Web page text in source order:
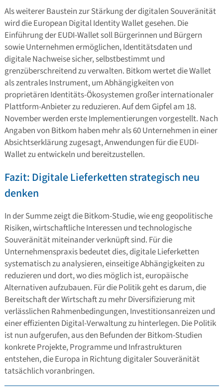
Als weiterer Baustein zur Stärkung der digitalen Souveränität
wird die European Digital Identity Wallet gesehen. Die
Einführung der EUDI-Wallet soll Bürgerinnen und Bürgern
sowie Unternehmen ermöglichen, Identitätsdaten und
digitale Nachweise sicher, selbstbestimmt und
grenzüberschreitend zu verwalten. Bitkom wertet die Wallet
als zentrales Instrument, um Abhängigkeiten von
proprietären Identitäts-Ökosystemen großer internationaler
Plattform-Anbieter zu reduzieren. Auf dem Gipfel am 18.
November werden erste Implementierungen vorgestellt. Nach
Angaben von Bitkom haben mehr als 60 Unternehmen in einer
Absichtserklärung zugesagt, Anwendungen für die EUDI-
Wallet zu entwickeln und bereitzustellen.
Fazit: Digitale Lieferketten strategisch neu
denken
In der Summe zeigt die Bitkom-Studie, wie eng geopolitische
Risiken, wirtschaftliche Interessen und technologische
Souveränität miteinander verknüpft sind. Für die
Unternehmenspraxis bedeutet dies, digitale Lieferketten
systematisch zu analysieren, einseitige Abhängigkeiten zu
reduzieren und dort, wo dies möglich ist, europäische
Alternativen aufzubauen. Für die Politik geht es darum, die
Bereitschaft der Wirtschaft zu mehr Diversifizierung mit
verlässlichen Rahmenbedingungen, Investitionsanreizen und
einer effizienten Digital-Verwaltung zu hinterlegen. Die Politik
ist nun aufgerufen, aus den Befunden der Bitkom-Studien
konkrete Projekte, Programme und Infrastrukturen
entstehen, die Europa in Richtung digitaler Souveränität
tatsächlich voranbringen.